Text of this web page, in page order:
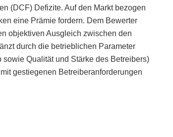
(DCF) Defizite. Auf den Markt bezogen
eine Prämie fordern. Dem Bewerter
objektiven Ausgleich zwischen den
durch die betrieblichen Parameter
Qualität und Stärke des Betreibers)
gestiegenen Betreiberanforderungen